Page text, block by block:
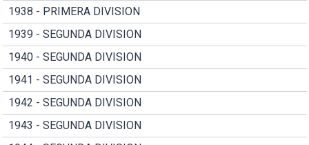
1938 - PRIMERA DIVISION
1939 - SEGUNDA DIVISION
1940 - SEGUNDA DIVISION
1941 - SEGUNDA DIVISION
1942 - SEGUNDA DIVISION
1943 - SEGUNDA DIVISION